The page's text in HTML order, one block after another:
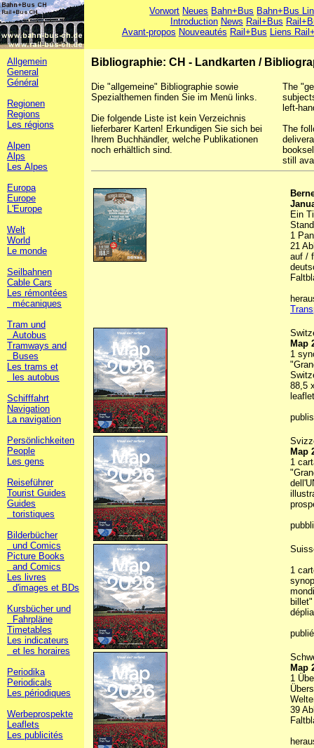
Vorwort Neues Bahn+Bus Bahn+Bus
Introduction News Rail+Bus
Avant-propos Nouveautés Rail+Bus Liens
Allgemein
General
Général
Regionen
Regions
Les régions
Alpen
Alps
Les Alpes
Europa
Europe
L'Europe
Welt
World
Le monde
Seilbahnen
Cable Cars
Les rémontées
mécaniques
Tram und
Autobus
Tramways and
Buses
Les trams et
les autobus
Schifffahrt
Navigation
La navigation
Persönlichkeiten
People
Les gens
Reiseführer
Tourist Guides
Guides
toristiques
Bilderbücher
und Comics
Picture Books
and Comics
Les livres
d'images et BDs
Kursbücher und
Fahrpläne
Timetables
Les indicateurs
et les horaires
Periodika
Periodicals
Les périodiques
Werbeprospekte
Leaflets
Les publicités
Bibliographie: CH - Landkarten /
Die "allgemeine" Bibliographie sowie
Spezialthemen finden Sie im Menü links.
Die folgende Liste ist kein Verzeichnis
lieferbarer Karten! Erkundigen Sie sich bei
Ihrem Buchhändler, welche Publikationen
noch erhältlich sind.
The
left-
The
still
Ein
1
21
auf /
Map
1
88,5
leaflet
Map
1
1
Map
1
39